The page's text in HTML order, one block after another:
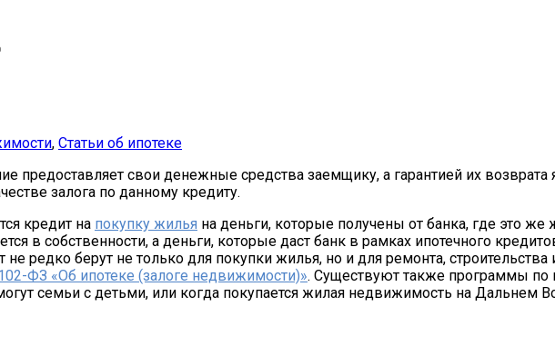
, Статьи об ипотеке
предоставляет свои денежные средства заемщику, а гарантией их
залога по данному кредиту.
кредит на покупку жилья на деньги, которые получены от банка, где это же
в собственности, а деньги, которые даст банк в рамках ипотечного
редко берут не только для покупки жилья, но и для ремонта, строительства
ФЗ «Об ипотеке (залоге недвижимости)». Существуют также программы по
семьи с детьми, или когда покупается жилая недвижимость на Дальнем